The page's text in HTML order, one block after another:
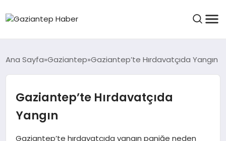
ASAYIŞ
EĞITIM
Ana Sayfa Gaziantep Gaziantep’te Hırdavatçıda Yangın
Gaziantep’te Hırdavatçıda
Yangın
Gaziantep’te hırdavatçıda yangın paniğe neden